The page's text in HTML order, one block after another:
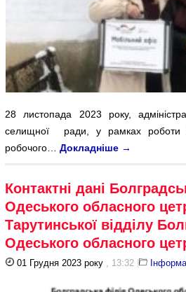
28 листопада 2023 року,
селищної ради, у рамках роботи
робочого…Докладніше →
Контактні дані
Одеського обласного
Тарутинської відділу
Одеського обласного
01 Грудня 2023 року , 13:32 |